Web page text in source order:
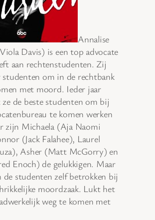
Annalise
Davis) is een top advocate
aan rechtenstudenten. Zij
studenten om in de rechtbank
met moord. Ieder jaar
ze de beste studenten om bij
te komen werken
zijn Michaela (Aja Naomi
(Jack Falahee), Laurel
Asher (Matt McGorry) en
Enoch) de gelukkigen. Maar
de studenten zelf betrokken bij
moordzaak. Lukt het
weg te komen met